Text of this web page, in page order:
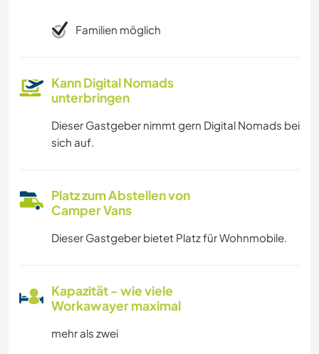
Familien möglich
Kann Digital Nomads
unterbringen
Dieser Gastgeber nimmt gern Digital Nomads bei
sich auf.
Platz zum Abstellen von
Camper Vans
Dieser Gastgeber bietet Platz für Wohnmobile.
Kapazität - wie viele
Workawayer maximal
mehr als zwei